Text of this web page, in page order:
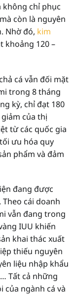
không chỉ phục
còn là nguyên
Nhờ đó, kim
khoảng 120 –
cá vẫn đối mặt
trong 8 tháng
kỳ, chỉ đạt 180
của thị
từ các quốc gia
ưu hóa quy
phẩm và đảm
đang được
cái doanh
vẫn đang trong
IUU khiến
khai thác xuất
thiếu nguyên
liệu nhập khẩu
Tất cả những
của ngành cá và